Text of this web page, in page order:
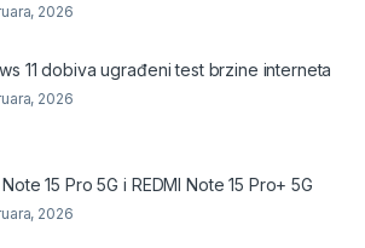
2026
11 dobiva ugrađeni test brzine interneta
2026
Note 15 Pro 5G i REDMI Note 15 Pro+ 5G
2026